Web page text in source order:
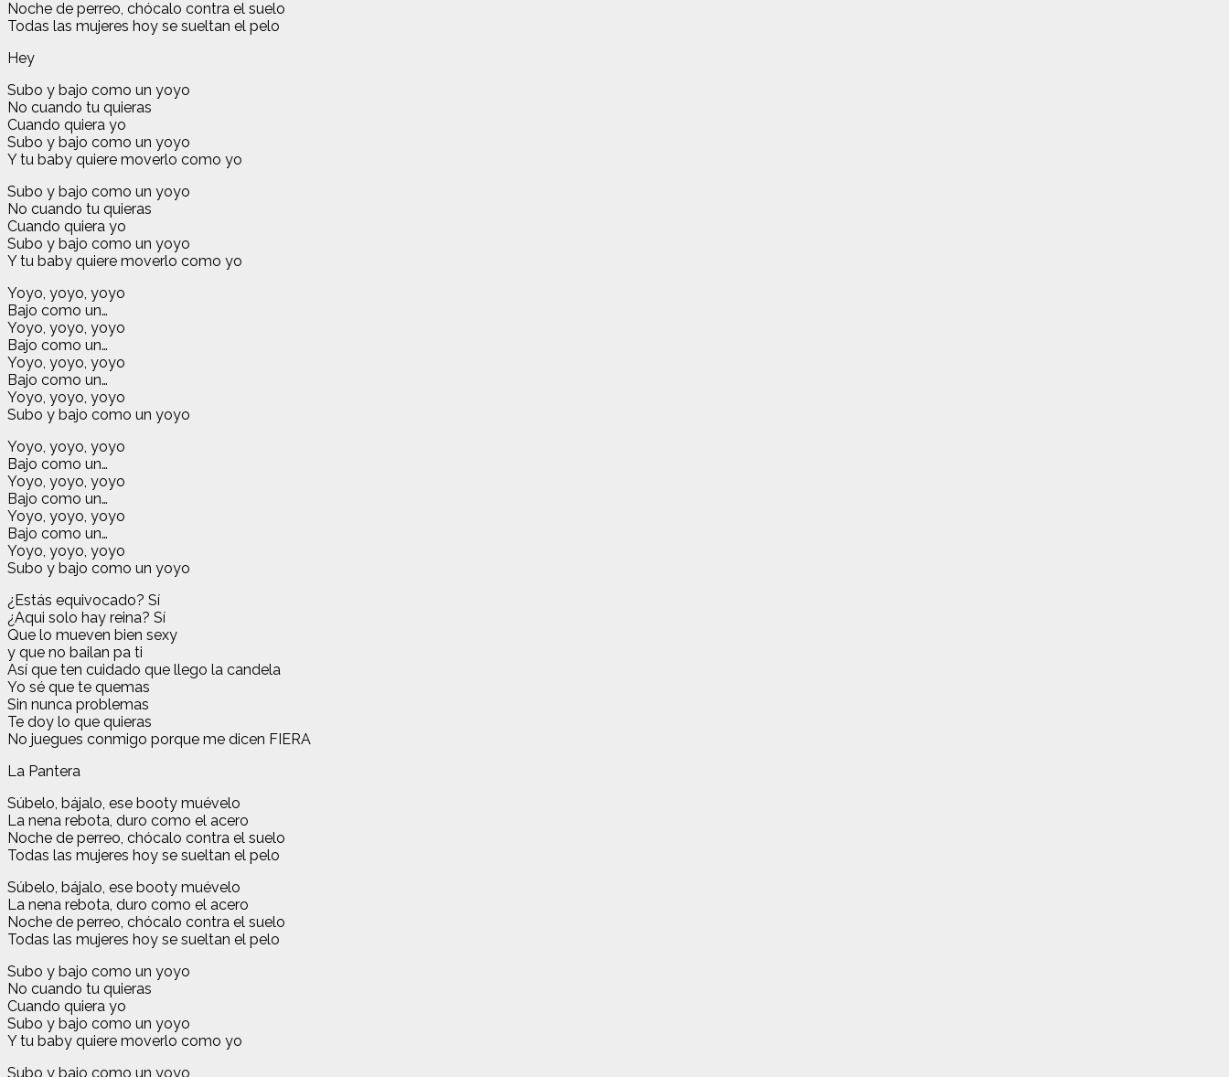
Noche de perreo, chócalo contra el suelo
Todas las mujeres hoy se sueltan el pelo
Hey
Subo y bajo como un yoyo
No cuando tu quieras
Cuando quiera yo
Subo y bajo como un yoyo
Y tu baby quiere moverlo como yo
Subo y bajo como un yoyo
No cuando tu quieras
Cuando quiera yo
Subo y bajo como un yoyo
Y tu baby quiere moverlo como yo
Yoyo, yoyo, yoyo
Bajo como un…
Yoyo, yoyo, yoyo
Bajo como un…
Yoyo, yoyo, yoyo
Bajo como un…
Yoyo, yoyo, yoyo
Subo y bajo como un yoyo
Yoyo, yoyo, yoyo
Bajo como un…
Yoyo, yoyo, yoyo
Bajo como un…
Yoyo, yoyo, yoyo
Bajo como un…
Yoyo, yoyo, yoyo
Subo y bajo como un yoyo
¿Estás equivocado? Sí
¿Aqui solo hay reina? Sí
Que lo mueven bien sexy
y que no bailan pa ti
Así que ten cuidado que llego la candela
Yo sé que te quemas
Sin nunca problemas
Te doy lo que quieras
No juegues conmigo porque me dicen FIERA
La Pantera
Súbelo, bájalo, ese booty muévelo
La nena rebota, duro como el acero
Noche de perreo, chócalo contra el suelo
Todas las mujeres hoy se sueltan el pelo
Súbelo, bájalo, ese booty muévelo
La nena rebota, duro como el acero
Noche de perreo, chócalo contra el suelo
Todas las mujeres hoy se sueltan el pelo
Subo y bajo como un yoyo
No cuando tu quieras
Cuando quiera yo
Subo y bajo como un yoyo
Y tu baby quiere moverlo como yo
Subo y bajo como un yoyo